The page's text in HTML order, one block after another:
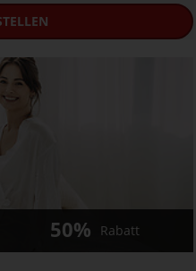
50% Rabatt